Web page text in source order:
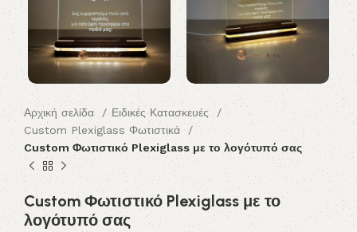
Αρχική σελίδα
Ειδικές Κατασκευές
Custom Plexiglass Φωτιστικά
Custom Φωτιστικό Plexiglass με το λογότυπό σας
Custom Φωτιστικό Plexiglass με το
λογότυπό σας